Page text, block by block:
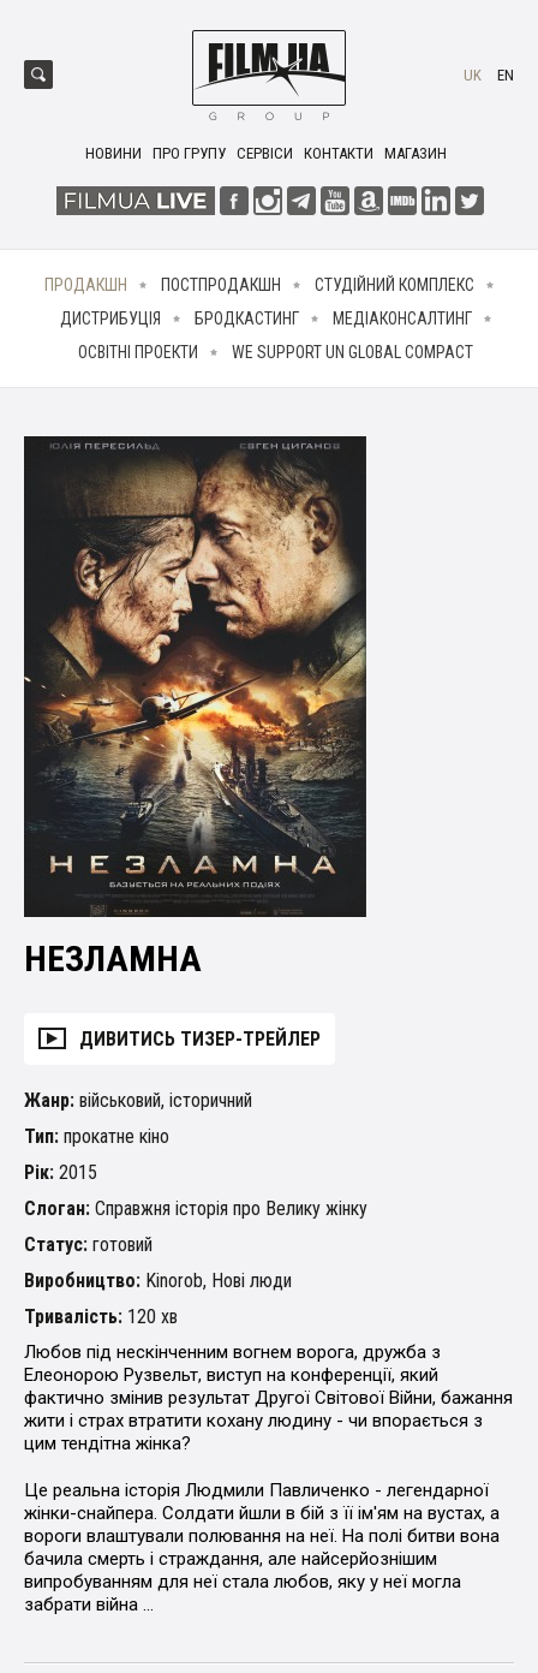
НОВИНИ ПРО ГРУПУ СЕРВІСИ КОНТАКТИ МАГАЗИН
UK EN
ПРОДАКШН ПОСТПРОДАКШН
СТУДІЙНИЙ КОМПЛЕКС
ДИСТРИБУЦІЯ
БРОДКАСТИНГ
МЕДІАКОНСАЛТИНГ
ОСВІТНІ ПРОЕКТИ
WE SUPPORT UN GLOBAL COMPACT
НЕЗЛАМНА
ДИВИТИСЬ ТИЗЕР-ТРЕЙЛЕР
Жанр: військовий, історичний
Тип: прокатне кіно
Рік: 2015
Слоган: Справжня історія про Велику жінку
Статус: готовий
Виробництво: Kinorob, Нові люди
Тривалість: 120 хв
Любов під нескінченним вогнем ворога, дружба з
Елеонорою Рузвельт, виступ на конференції, який
фактично змінив результат Другої Світової Війни, бажання
жити і страх втратити кохану людину - чи впорається з
цим тендітна жінка?
Це реальна історія Людмили Павличенко - легендарної
жінки-снайпера. Солдати йшли в бій з її ім'ям на вустах, а
вороги влаштували полювання на неї. На полі битви вона
бачила смерть і страждання, але найсерйознішим
випробуванням для неї стала любов, яку у неї могла
забрати війна ...